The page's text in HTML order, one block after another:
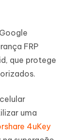
FRP
que protege
uma
4uKey